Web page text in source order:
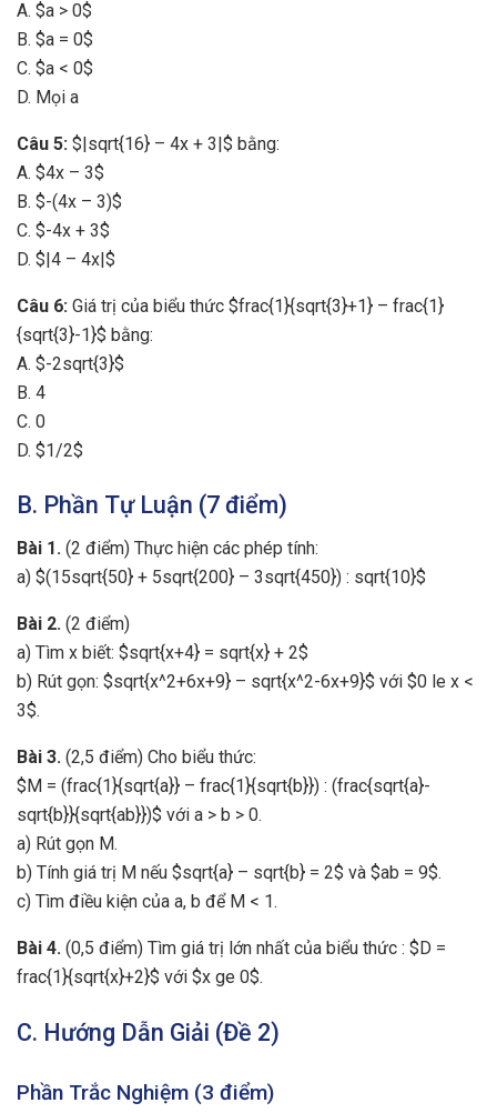
A. $a > 0$
B. $a = 0$
C. $a < 0$
D. Mọi a
Câu 5: $|sqrt{16} – 4x + 3|$ bằng:
A. $4x – 3$
B. $-(4x – 3)$
C. $-4x + 3$
D. $|4 – 4x|$
Câu 6: Giá trị của biểu thức $frac{1}{sqrt{3}+1} – frac{1}
{sqrt{3}-1}$ bằng:
A. $-2sqrt{3}$
B. 4
C. 0
D. $1/2$
B. Phần Tự Luận (7 điểm)
Bài 1. (2 điểm) Thực hiện các phép tính:
a) $(15sqrt{50} + 5sqrt{200} – 3sqrt{450}) : sqrt{10}$
Bài 2. (2 điểm)
a) Tìm x biết: $sqrt{x+4} = sqrt{x} + 2$
b) Rút gọn: $sqrt{x^2+6x+9} – sqrt{x^2-6x+9}$ với $0 le x <
3$.
Bài 3. (2,5 điểm) Cho biểu thức:
$M = (frac{1}{sqrt{a}} – frac{1}{sqrt{b}}) : (frac{sqrt{a}-
sqrt{b}}{sqrt{ab}})$ với a > b > 0.
a) Rút gọn M.
b) Tính giá trị M nếu $sqrt{a} – sqrt{b} = 2$ và $ab = 9$.
c) Tìm điều kiện của a, b để M < 1.
Bài 4. (0,5 điểm) Tìm giá trị lớn nhất của biểu thức : $D =
frac{1}{sqrt{x}+2}$ với $x ge 0$.
C. Hướng Dẫn Giải (Đề 2)
Phần Trắc Nghiệm (3 điểm)